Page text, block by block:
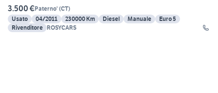
3.500 €Paterno' (CT)
Usato
04/2011 230000 Km Diesel Manuale
Euro 5
Rivenditore ROSYCARS